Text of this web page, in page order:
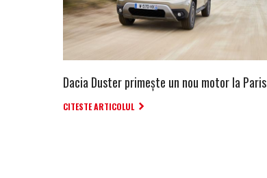
Dacia Duster primește un nou motor la Paris
CITESTE ARTICOLUL